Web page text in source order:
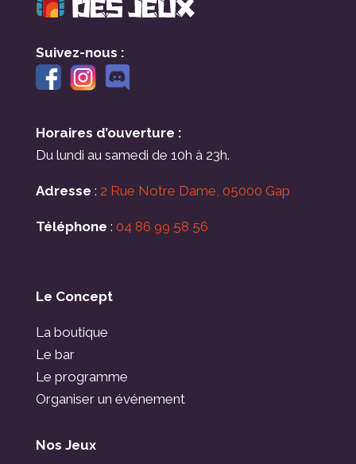
Suivez-nous :
Horaires d’ouverture :
Du lundi au samedi de 10h à 23h.
Adresse : 2 Rue Notre Dame, 05000 Gap
Téléphone : 04 86 99 58 56
Le Concept
La boutique
Le bar
Le programme
Organiser un événement
Nos Jeux